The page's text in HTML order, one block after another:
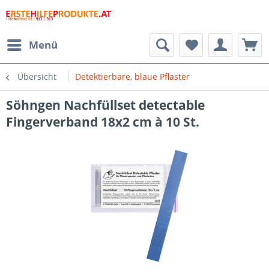
Menü
Übersicht Detektierbare, blaue Pflaster
Söhngen Nachfüllset detectable
Fingerverband 18x2 cm à 10 St.